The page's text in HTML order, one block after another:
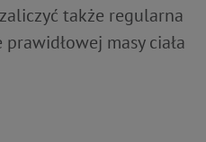
także regularna
masy ciała